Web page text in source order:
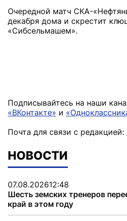
Очередной матч СКА-
декабря дома и скрестит
«Сибсельмашем».
Подписывайтесь на наши
«ВКонтакте» и
Почта для связи с редакцией:
НОВОСТИ
07.08.202612:48
Шесть земских тренеров
край в этом году